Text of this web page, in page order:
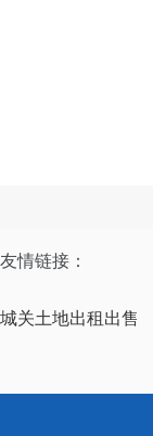
友情链接：
城关土地出租出售